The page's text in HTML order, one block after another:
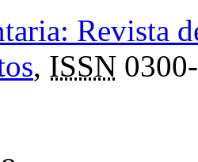
Revista
, ISSN